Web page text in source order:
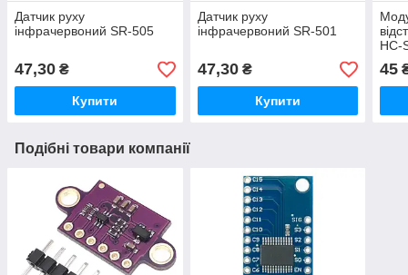
Датчик руху
інфрачервоний SR-505
47,30 ₴
Купити
Датчик руху
інфрачервоний SR-501
47,30₴
Купити
HC-
45
Подібні товари компанії